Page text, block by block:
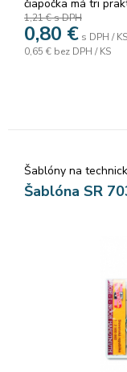
čiapočka má tri
zlomením, môže
funkciou je čisté
bez PVC a dodáva
ks · Farba sivá ·
1,21 €s DPH
0,80 € s DPH / KS
0,65 € bez DPH / KS
Šablóny na
Šablóna SR